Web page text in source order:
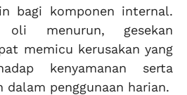
bagi komponen internal.
menurun, gesekan
memicu kerusakan yang
kenyamanan serta
dalam penggunaan harian.